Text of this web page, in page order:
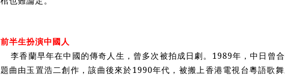
前半生扮演中國人
李香蘭早年在中國的傳奇人生，曾多次被拍成日劇。1989年，中日曾
題曲由玉置浩二創作，該曲後來於1990年代，被搬上香港電視台粵語歌